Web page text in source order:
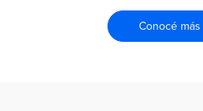
Conocé más